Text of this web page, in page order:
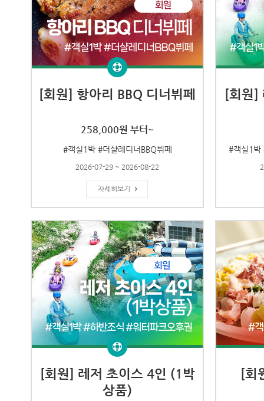
[회원] 항아리 BBQ 디너뷔페
258,000원 부터~
#객실1박 #더샬레디너BBQ뷔페
2026-07-29 ~ 2026-08-22
자세히보기
[회원]
#객실1박
[회원] 레저 초이스 4인 (1박
상품)
[회